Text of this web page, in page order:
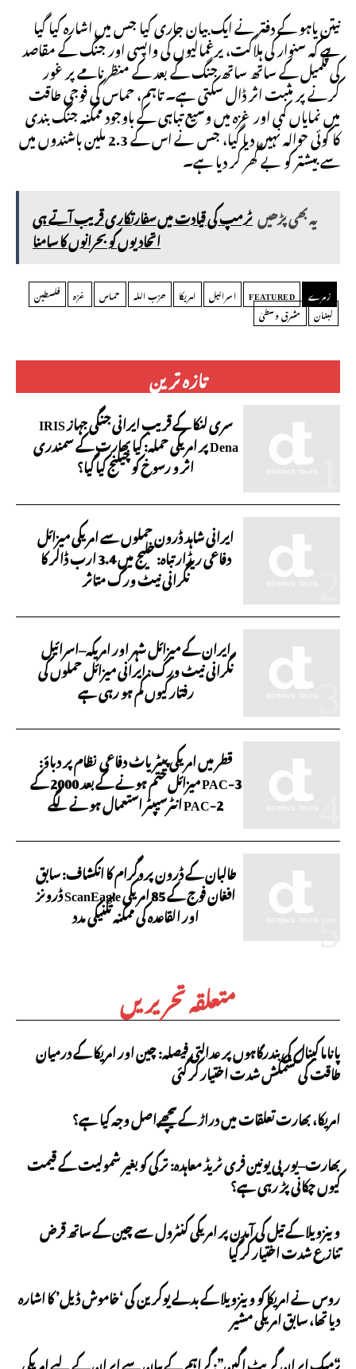
تازہ ترین
سری لنکا کے قریب ایرانی جنگی جہاز IRIS
Dena پر امریکی حملہ: کیا بھارت کے سمندری
اثر و رسوخ کو چیلنج کیا گیا؟
ایرانی شاہد ڈرون حملوں سے امریکی میزائل
دفاعی ریڈار تباہ: خلیج میں 3.4 ارب ڈالر کا
نگرانی نیٹ ورک متاثر
ایران کے میزائل شہر اور امریکہ–اسرائیل
نگرانی نیٹ ورک: ایرانی میزائل حملوں کی
رفتار کیوں کم ہو رہی ہے
قطر میں امریکی پیٹریاٹ دفاعی نظام پر دباؤ:
PAC-3 میزائل ختم ہونے کے بعد 2000 کے
PAC-2 انٹرسیپٹر استعمال ہونے لگے
طالبان کے ڈرون پروگرام کا انکشاف: سابق
افغان فوج کے 85 امریکی ScanEagle ڈرونز
اور القاعدہ کی ممکنہ تکنیکی مدد
متعلقہ تحریریں
پاناما کینال کی بندرگاہوں پر عدالتی فیصلہ: چین اور امریکا کے درمیان
طاقت کی کشمکش شدت اختیار کر گئی
امریکا، بھارت تعلقات میں دراڑ کے پیچھے اصل وجہ کیا ہے؟
بھارت–یورپی یونین فری ٹریڈ معاہدہ: ترکی کو بغیر شمولیت کے قیمت
کیوں چکانی پڑ رہی ہے؟
وینزویلا کے تیل کی آمدن پر امریکی کنٹرول سے چین کے ساتھ قرض
تنازع شدت اختیار کر گیا
روس نے امریکا کو وینزویلا کے بدلے یوکرین کی ‘خاموش ڈیل’ کا اشارہ
دیا تھا، سابق امریکی مشیر
نیتن یاہو کے دفتر نے ایک بیان جاری کیا جس میں اشارہ کیا گیا
ہے کہ سنوار کی ہلاکت، یرغمالیوں کی واپسی اور جنگ کے مقاصد
کی تکمیل کے ساتھ ساتھ جنگ ​​کے بعد کے منظر نامے پر غور
کرنے پر مثبت اثر ڈال سکتی ہے۔ تاہم، حماس کی فوجی طاقت
میں نمایاں کمی اور غزہ میں وسیع تباہی کے باوجود ممکنہ جنگ بندی
کا کوئی حوالہ نہیں دیا گیا، جس نے اس کے 2.3 ملین باشندوں میں
سے بیشتر کو بے گھر کر دیا ہے۔
یہ بھی پڑھیںٹرمپ کی قیادت میں سفارتکاری قریب آتے ہی
اتحادیوں کو بحرانوں کا سامنا
زمرے FEATURED اسرائیل امریکا حزب اللہ حماس غزہ
فلسطین
لبنان
مشرق وسطیٰ